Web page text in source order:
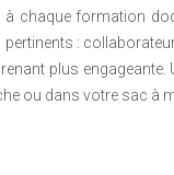
chaque formation
:
plus
ou dans votre sac à